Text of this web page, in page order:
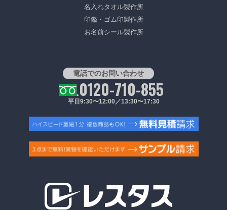
名入れタオル製作所
印鑑・ゴム印製作所
お名前シール製作所
電話でのお問い合わせ
0120-710-855
平日9:30〜12:00／13:30〜17:30